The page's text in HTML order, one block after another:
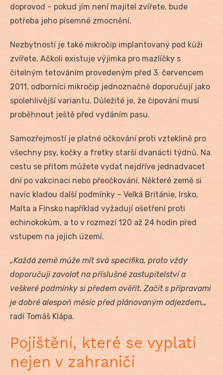
doprovod – pokud jím není majitel zvířete, bude
potřeba jeho písemné zmocnění.
Nezbytností je také mikročip implantovaný pod kůži
zvířete. Ačkoli existuje výjimka pro mazlíčky s
čitelným tetováním provedeným před 3. červencem
2011, odborníci mikročip jednoznačně doporučují jako
spolehlivější variantu. Důležité je, že čipování musí
proběhnout ještě před vydáním pasu.
Samozřejmostí je platné očkování proti vzteklině pro
všechny psy, kočky a fretky starší dvanácti týdnů. Na
cestu se přitom můžete vydat nejdříve jednadvacet
dní po vakcinaci nebo přeočkování. Některé země si
navíc kladou další podmínky – Velká Británie, Irsko,
Malta a Finsko například vyžadují ošetření proti
echinokokům, a to v rozmezí 120 až 24 hodin před
vstupem na jejich území.
„Každá země může mít svá specifika, proto vždy
doporučuji zavolat na příslušné zastupitelství a
veškeré podmínky si předem ověřit. Začít s přípravami
je dobré alespoň měsíc před plánovaným odjezdem,„
radí Tomáš Klápa.
Pojištění, které se vyplatí
nejen v zahraničí